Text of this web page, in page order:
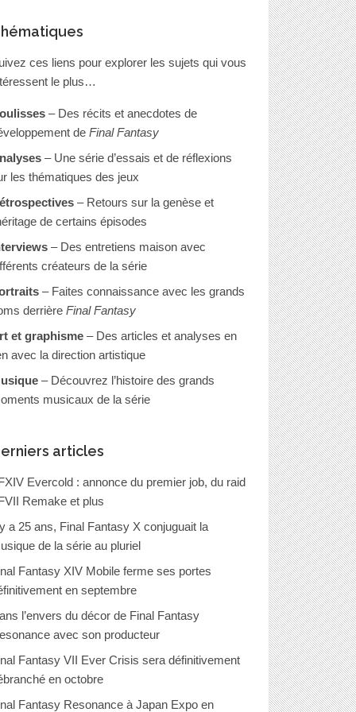
ces liens pour explorer les sujets qui vous
le plus…
– Des récits et anecdotes de
de Final Fantasy
– Une série d’essais et de réflexions
les thématiques des jeux
– Retours sur la genèse et
de certains épisodes
– Des entretiens maison avec
créateurs de la série
– Faites connaissance avec les grands
derrière Final Fantasy
et graphisme– Des articles et analyses en
avec la direction artistique
– Découvrez l’histoire des grands
musicaux de la série
articles
Evercold : annonce du premier job, du raid
Remake et plus
a 25 ans, Final Fantasy X conjuguait la
de la série au pluriel
Fantasy XIV Mobile ferme ses portes
en septembre
l’envers du décor de Final Fantasy
avec son producteur
Fantasy VII Ever Crisis sera définitivement
en octobre
Fantasy Resonance à Japan Expo en